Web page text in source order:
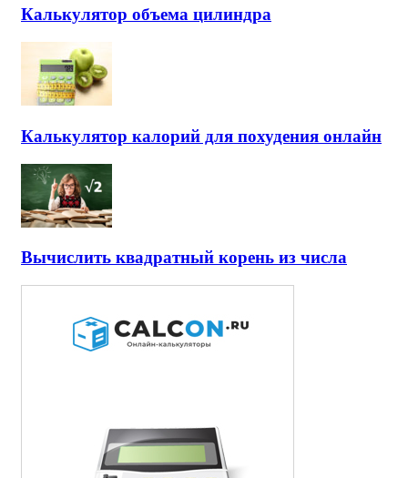
Калькулятор объема цилиндра
Калькулятор калорий для похудения онлайн
Вычислить квадратный корень из числа